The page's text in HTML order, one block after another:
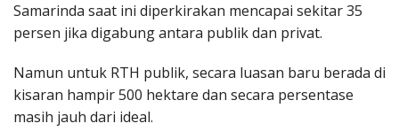
Samarinda saat ini diperkirakan mencapai sekitar 35
persen jika digabung antara publik dan privat.
Namun untuk RTH publik, secara luasan baru berada di
kisaran hampir 500 hektare dan secara persentase
masih jauh dari ideal.